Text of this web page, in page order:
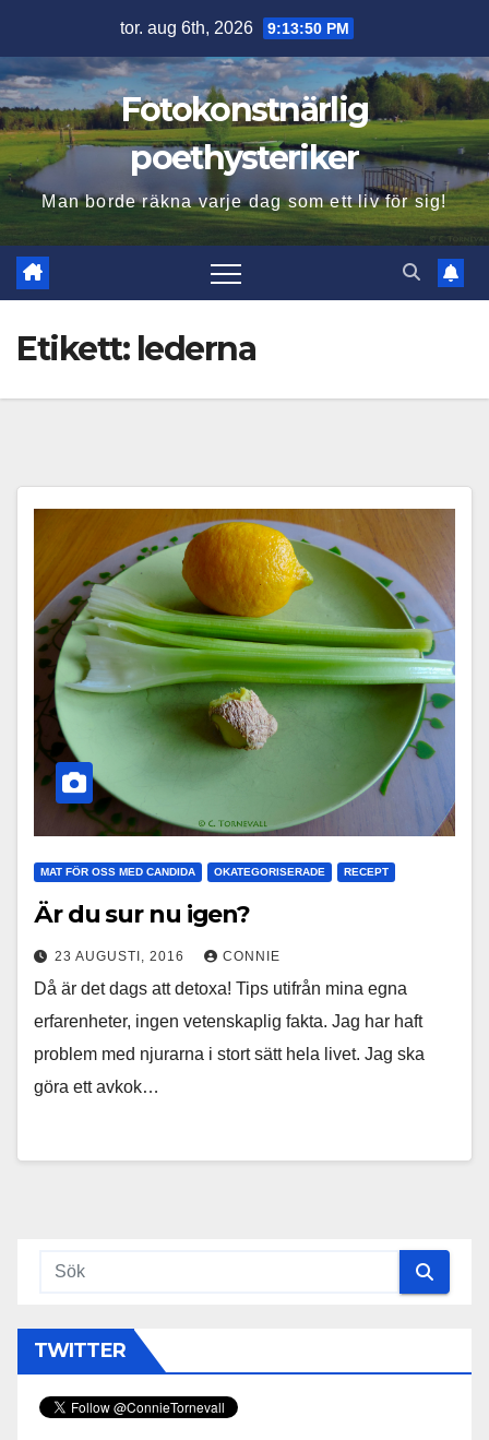
innehåll
tor. aug 6th, 2026 9:13:51 PM
Fotokonstnärlig
poethysteriker
Man borde räkna varje dag som ett liv för sig!
Etikett: lederna
MAT FÖR OSS MED CANDIDA OKATEGORISERADE RECEPT
Är du sur nu igen?
23 AUGUSTI, 2016 CONNIE
Då är det dags att detoxa! Tips utifrån mina egna
erfarenheter, ingen vetenskaplig fakta. Jag har haft
problem med njurarna i stort sätt hela livet. Jag ska
göra ett avkok…
TWITTER